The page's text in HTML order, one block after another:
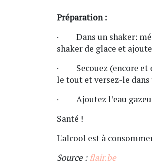
Préparation :
· Dans un shaker:
shaker de glace et
· Secouez (encore et
le tout et versez-le
· Ajoutez l’eau
Santé !
L'alcool est à
Source :flair.be